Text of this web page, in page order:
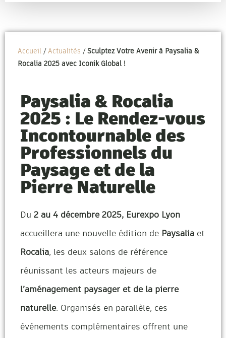
Accueil /Actualités /Sculptez Votre Avenir à Paysalia &
Rocalia 2025 avec Iconik Global !
Paysalia & Rocalia
2025 : Le Rendez-vous
Incontournable des
Professionnels du
Paysage et de la
Pierre Naturelle
Du 2 au 4 décembre 2025, Eurexpo Lyon
accueillera une nouvelle édition de Paysalia et
Rocalia, les deux salons de référence
réunissant les acteurs majeurs de
l’aménagement paysager et de la pierre
naturelle. Organisés en parallèle, ces
événements complémentaires offrent une